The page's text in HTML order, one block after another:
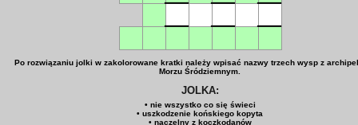
Po rozwiązaniu jolki w zakolorowane kratki należy wpisać nazwy trzech wysp z
Morzu Śródziemnym.
JOLKA:
• nie wszystko co się świeci
• uszkodzenie końskiego kopyta
• naczelny z koczkodanów